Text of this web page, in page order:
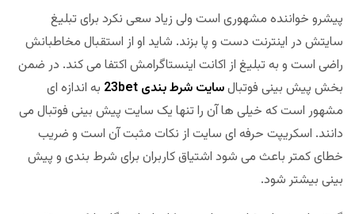
پیشرو خواننده مشهوری است ولی زیاد سعی نکرد برای تبلیغ
سایتش در اینترنت دست و پا بزند. شاید او از استقبال مخاطبانش
راضی است و به تبلیغ از اکانت اینستاگرامش اکتفا می کند. در ضمن
بخش پیش بینی فوتبالسایت شرط بندی 23bet
به اندازه ای
مشهور است که خیلی ها آن را تنها یک سایت پیش بینی فوتبال می
دانند. اسکریپت حرفه ای سایت از نکات مثبت آن است و ضریب
خطای کمتر باعث می شود اشتیاق کاربران برای شرط بندی و پیش
بینی بیشتر شود.